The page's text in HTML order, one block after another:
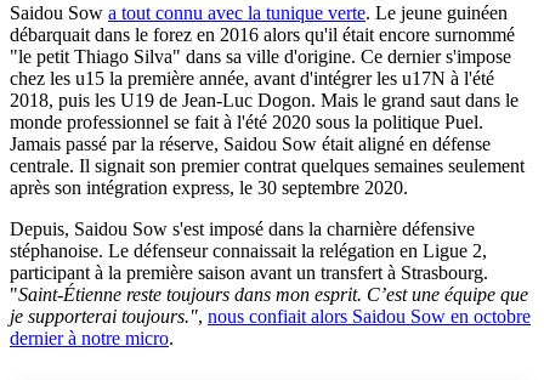
Saidou Sow a tout connu avec la tunique verte. Le jeune guinéen
débarquait dans le forez en 2016 alors qu'il était encore surnommé
"le petit Thiago Silva" dans sa ville d'origine. Ce dernier s'impose
chez les u15 la première année, avant d'intégrer les u17N à l'été
2018, puis les U19 de Jean-Luc Dogon. Mais le grand saut dans le
monde professionnel se fait à l'été 2020 sous la politique Puel.
Jamais passé par la réserve, Saidou Sow était aligné en défense
centrale. Il signait son premier contrat quelques semaines seulement
après son intégration express, le 30 septembre 2020.
Depuis, Saidou Sow s'est imposé dans la charnière défensive
stéphanoise. Le défenseur connaissait la relégation en Ligue 2,
participant à la première saison avant un transfert à Strasbourg.
"Saint-Étienne reste toujours dans mon esprit. C’est une équipe que
je supporterai toujours.", nous confiait alors Saidou Sow en octobre
dernier à notre micro.